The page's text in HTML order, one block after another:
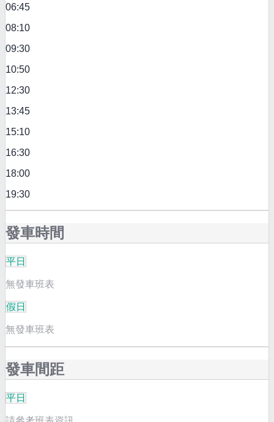
06:45
08:10
09:30
10:50
12:30
13:45
15:10
16:30
18:00
19:30
發車時間
平日
無發車班表
假日
無發車班表
發車間距
平日